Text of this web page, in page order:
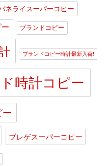
ネライスーパーコピー
ブランドコピー
ブランドコピー時計最新入荷!
時計コピー
ブレゲスーパーコピー